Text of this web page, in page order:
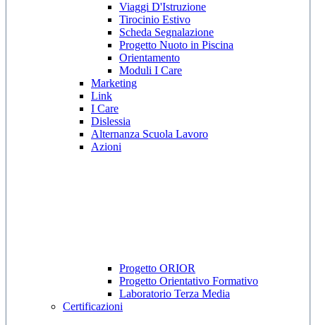
Viaggi D'Istruzione
Tirocinio Estivo
Scheda Segnalazione
Progetto Nuoto in Piscina
Orientamento
Moduli I Care
Marketing
Link
I Care
Dislessia
Alternanza Scuola Lavoro
Azioni
Progetto ORIOR
Progetto Orientativo Formativo
Laboratorio Terza Media
Certificazioni